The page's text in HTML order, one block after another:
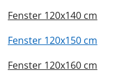
Fenster 120x140 cm
Fenster 120x150 cm
Fenster 120x160 cm